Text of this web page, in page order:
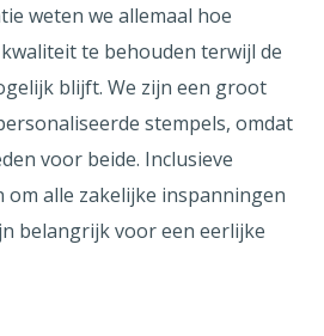
weten we allemaal hoe
te behouden terwijl de
blijft. We zijn een groot
stempels, omdat
voor beide. Inclusieve
alle zakelijke inspanningen
belangrijk voor een eerlijke